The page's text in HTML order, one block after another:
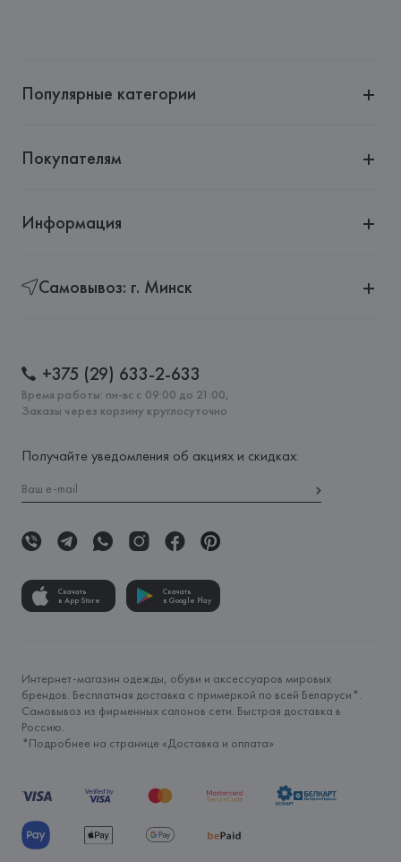
Страна происхождения товара:
Популярные категории
Покупателям
Информация
Самовывоз: г. Минск
+375 (29) 633-2-633
Время работы: пн-вс с 09:00 до 21:00,
Заказы через корзину круглосуточно
Получайте уведомления об акциях и скидках:
Скачать
в App Store
Скачать
в Google Play
Интернет-магазин одежды, обуви и аксессуаров мировых
брендов. Бесплатная доставка с примеркой по всей Беларуси*.
Самовывоз из фирменных салонов сети. Быстрая доставка в
Россию.
*Подробнее на странице «Доставка и оплата»